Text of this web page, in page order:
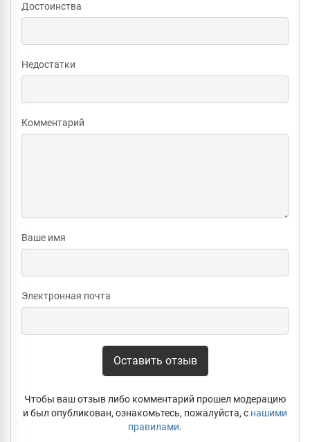
Достоинства
Недостатки
Комментарий
Ваше имя
Электронная почта
Оставить отзыв
Чтобы ваш отзыв либо комментарий прошел модерацию
и был опубликован, ознакомьтесь, пожалуйста, с нашими
правилами.